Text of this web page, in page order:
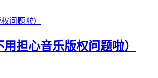
担心音乐版权问题啦）